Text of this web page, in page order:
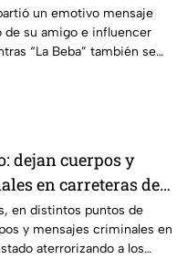
César
un emotivo mensaje
de su amigo e influencer
“La Beba” también se
en un live de TikTok.
dejan cuerpos y
en carreteras de
día
en distintos puntos de
y mensajes criminales en
aterrorizando a los
no puede controlar la crisis